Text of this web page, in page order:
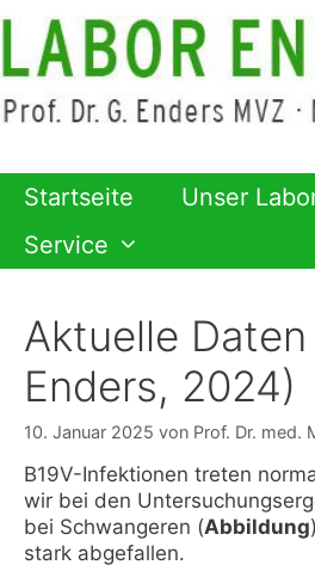
Zum
Inhalt
springen
Startseite Unser
Service
Aktuelle
Enders, 2024)
10. Januar 2025 von Prof. Dr. med.
B19V-Infektionen treten
wir bei den
bei Schwangeren (Abbildung
stark abgefallen.